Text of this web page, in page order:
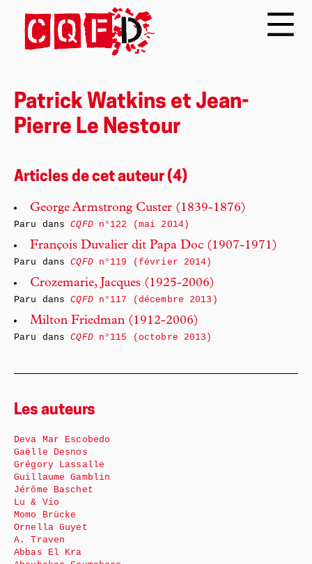
Patrick Watkins et Jean-
Pierre Le Nestour
Articles de cet auteur (4)
George Armstrong Custer (1839-1876)
Paru dansCQFDn°122 (mai 2014)
François Duvalier dit Papa Doc (1907-1971)
Paru dansCQFDn°119 (février 2014)
Crozemarie, Jacques (1925-2006)
Paru dansCQFDn°117 (décembre 2013)
Milton Friedman (1912-2006)
Paru dansCQFDn°115 (octobre 2013)
Les auteurs
Deva Mar Escobedo
Gaëlle Desnos
Grégory Lassalle
Guillaume Gamblin
Jérôme Baschet
Lu & Vio
Momo Brücke
Ornella Guyet
A. Traven
Abbas El Kra